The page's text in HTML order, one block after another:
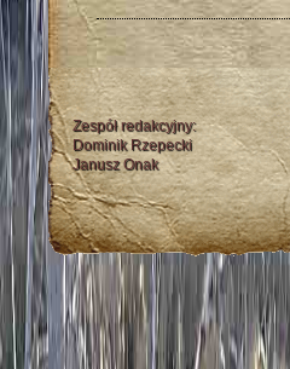
Zespół redakcyjny:
Dominik Rzepecki
Janusz Onak